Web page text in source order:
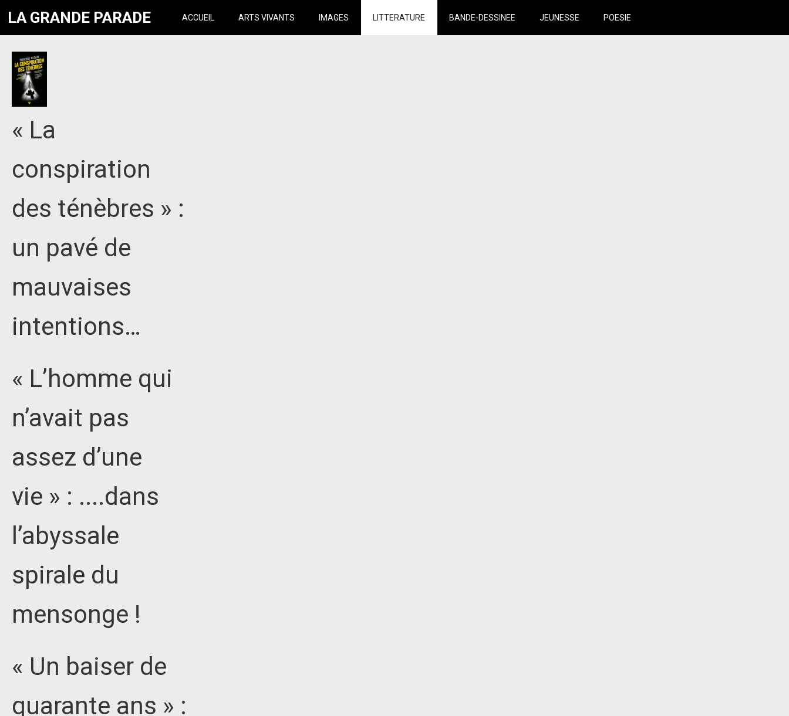
LA GRANDE PARADE ACCUEIL ARTS VIVANTS IMAGES LITTERATURE BANDE-DESSINEE JEUNESSE POESIE
« La
conspiration
des ténèbres » :
un pavé de
mauvaises
intentions…
« L’homme qui
n’avait pas
assez d’une
vie » : ....dans
l’abyssale
spirale du
mensonge !
« Un baiser de
quarante ans » :